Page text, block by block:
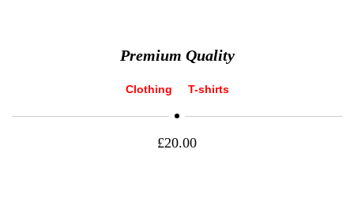
Premium Quality
Clothing T-shirts
£20.00